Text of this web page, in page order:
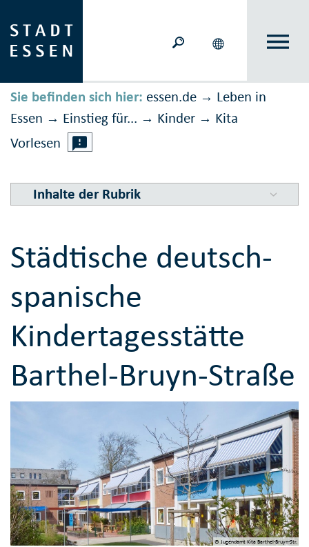
Sie befinden sich hier: essen.de → Leben in
Essen → Einstieg für... → Kinder → Kita
Vorlesen
Inhalte der Rubrik
Städtische deutsch-
spanische
Kindertagesstätte
Barthel-Bruyn-Straße
© Jugendamt Kita Barthel-Bruyn-Str.